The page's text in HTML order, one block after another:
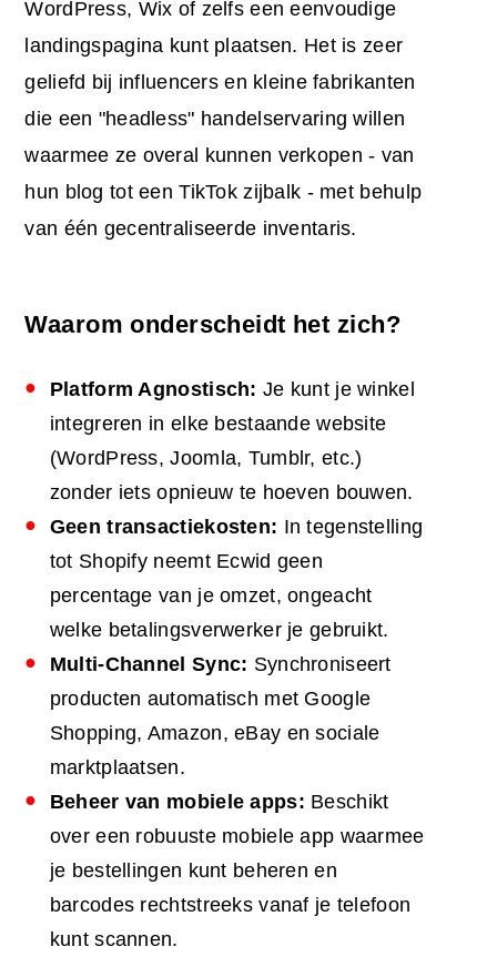
WordPress, Wix of zelfs een eenvoudige
landingspagina kunt plaatsen. Het is zeer
geliefd bij influencers en kleine fabrikanten
die een "headless" handelservaring willen
waarmee ze overal kunnen verkopen - van
hun blog tot een TikTok zijbalk - met behulp
van één gecentraliseerde inventaris.
Waarom onderscheidt het zich?
Platform Agnostisch: Je kunt je winkel
integreren in elke bestaande website
(WordPress, Joomla, Tumblr, etc.)
zonder iets opnieuw te hoeven bouwen.
Geen transactiekosten: In tegenstelling
tot Shopify neemt Ecwid geen
percentage van je omzet, ongeacht
welke betalingsverwerker je gebruikt.
Multi-Channel Sync: Synchroniseert
producten automatisch met Google
Shopping, Amazon, eBay en sociale
marktplaatsen.
Beheer van mobiele apps: Beschikt
over een robuuste mobiele app waarmee
je bestellingen kunt beheren en
barcodes rechtstreeks vanaf je telefoon
kunt scannen.